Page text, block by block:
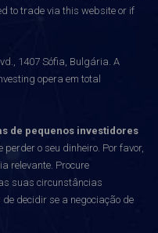
to trade via this website or if
1407 Sófia, Bulgária. A
opera em total
de pequenos investidores
perder o seu dinheiro. Por favor,
relevante. Procure
suas circunstâncias
decidir se a negociação de